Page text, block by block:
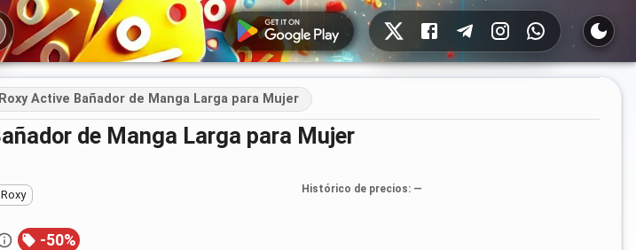
Redes sociales
Roxy Active Bañador de Manga Larga para Mujer
de Manga Larga para Mujer
-50%
Histórico de precios: —